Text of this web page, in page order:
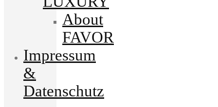
About
FAVOR
Impressum
&
Datenschutz